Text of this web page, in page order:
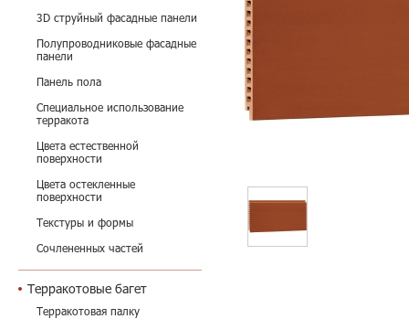
3D струйный фасадные панели
Полупроводниковые фасадные
панели
Панель пола
Специальное использование
терракота
Цвета естественной
поверхности
Цвета остекленные
поверхности
Текстуры и формы
Сочлененных частей
Терракотовые багет
Терракотовая палку